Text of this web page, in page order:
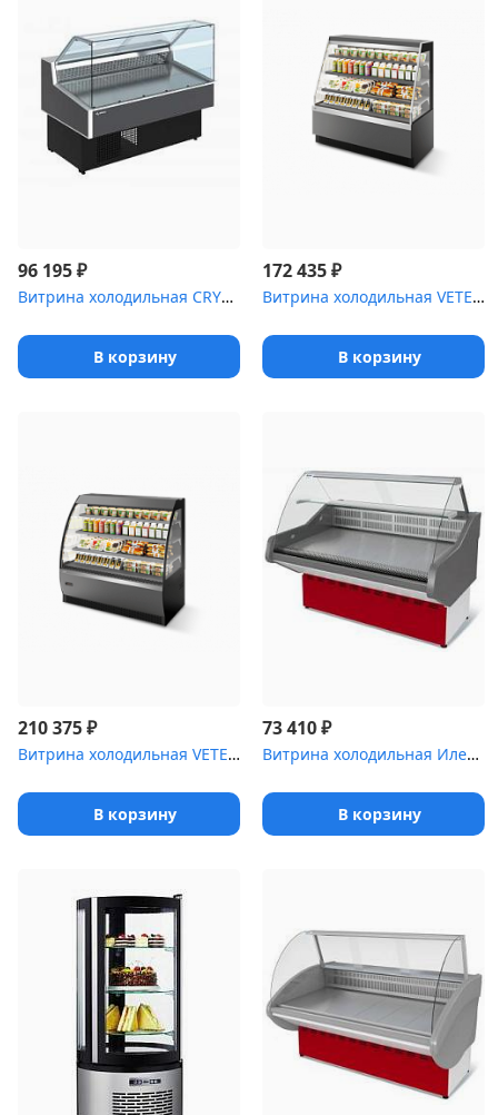
96 195₽
Витрина холодильная CRYSPI ВПС Octava Q 1200 [(RAL 7016)]
В корзину
172 435₽
Витрина холодильная VETE KUB OF 90
В корзину
210 375₽
Витрина холодильная VETE OFT 130
В корзину
73 410₽
Витрина холодильная Илеть ,5 new [ВХС-1]
В корзину